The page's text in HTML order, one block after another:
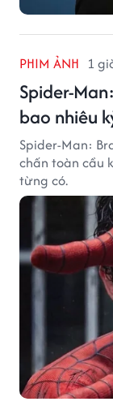
PHIM ẢNH 1
Spider-
bao nhiêu
Spider-Man:
chấn toàn cầu
từng có.